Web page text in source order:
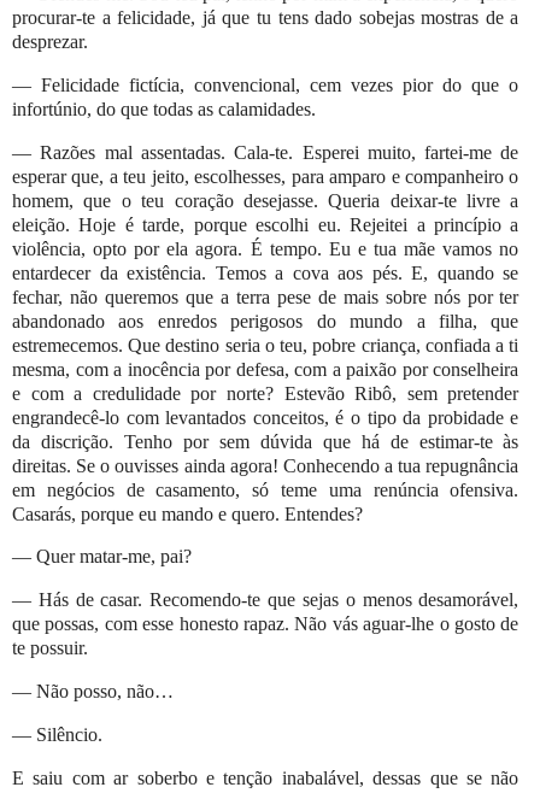
procurar-te a felicidade, já que tu tens dado sobejas mostras de a
desprezar.
— Felicidade fictícia, convencional, cem vezes pior do que o
infortúnio, do que todas as calamidades.
— Razões mal assentadas. Cala-te. Esperei muito, fartei-me de
esperar que, a teu jeito, escolhesses, para amparo e companheiro o
homem, que o teu coração desejasse. Queria deixar-te livre a
eleição. Hoje é tarde, porque escolhi eu. Rejeitei a princípio a
violência, opto por ela agora. É tempo. Eu e tua mãe vamos no
entardecer da existência. Temos a cova aos pés. E, quando se
fechar, não queremos que a terra pese de mais sobre nós por ter
abandonado aos enredos perigosos do mundo a filha, que
estremecemos. Que destino seria o teu, pobre criança, confiada a ti
mesma, com a inocência por defesa, com a paixão por conselheira
e com a credulidade por norte? Estevão Ribô, sem pretender
engrandecê-lo com levantados conceitos, é o tipo da probidade e
da discrição. Tenho por sem dúvida que há de estimar-te às
direitas. Se o ouvisses ainda agora! Conhecendo a tua repugnância
em negócios de casamento, só teme uma renúncia ofensiva.
Casarás, porque eu mando e quero. Entendes?
— Quer matar-me, pai?
— Hás de casar. Recomendo-te que sejas o menos desamorável,
que possas, com esse honesto rapaz. Não vás aguar-lhe o gosto de
te possuir.
— Não posso, não…
— Silêncio.
E saiu com ar soberbo e tenção inabalável, dessas que se não